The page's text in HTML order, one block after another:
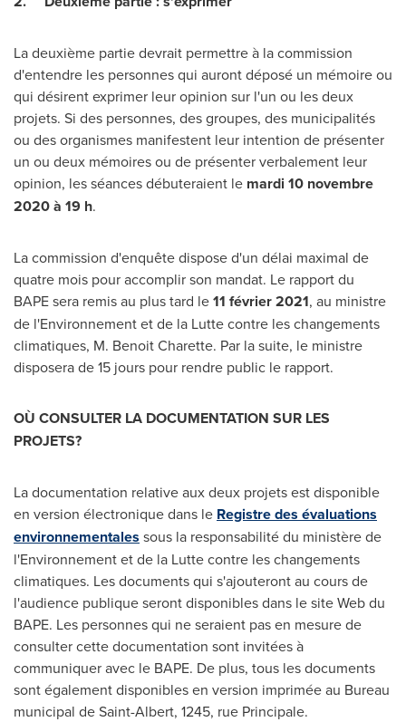
La deuxième partie devrait permettre à la commission
d'entendre les personnes qui auront déposé un mémoire ou
qui désirent exprimer leur opinion sur l'un ou les deux
projets. Si des personnes, des groupes, des municipalités
ou des organismes manifestent leur intention de présenter
un ou deux mémoires ou de présenter verbalement leur
opinion, les séances débuteraient le mardi 10 novembre
2020 à 19 h.
La commission d'enquête dispose d'un délai maximal de
quatre mois pour accomplir son mandat. Le rapport du
BAPE sera remis au plus tard le11 février 2021, au ministre
de l'Environnement et de la Lutte contre les changements
climatiques, M. Benoit Charette. Par la suite, le ministre
disposera de 15 jours pour rendre public le rapport.
OÙ CONSULTER LA DOCUMENTATION SUR LES
PROJETS?
La documentation relative aux deux projets est disponible
en version électronique dans le Registre des évaluations
environnementales sous la responsabilité du ministère de
l'Environnement et de la Lutte contre les changements
climatiques. Les documents qui s'ajouteront au cours de
l'audience publique seront disponibles dans le site Web du
BAPE. Les personnes qui ne seraient pas en mesure de
consulter cette documentation sont invitées à
communiquer avec le BAPE. De plus, tous les documents
sont également disponibles en version imprimée au Bureau
municipal deSaint-Albert, 1245, rue Principale.